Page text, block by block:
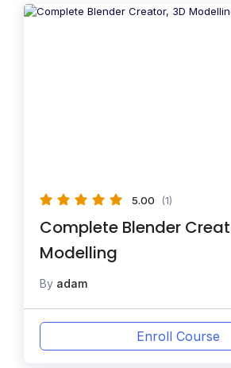
5.00 (1)
Complete Blender
Modelling
By adam
Enroll Course